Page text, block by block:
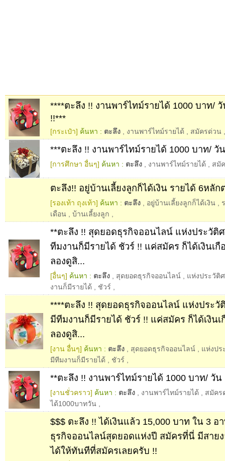
****ตะลึง !! งานพาร์ไทม์รายได้ 1000 บาท/
!!***
[กระเป๋า] ค้นหา : ตะลึง งานพาร์ไทม์รายได้ สมัครด่วน
***ตะลึง !! งานพาร์ไทม์รายได้ 1000 บาท/
[การศึกษา อื่นๆ] ค้นหา : ตะลึง งานพาร์ไทม์รายได้ สมั
ตะลึง!! อยู่บ้านเลี้ยงลูกก็ได้เงิน รายได้ 6หลัก
[รองเท้า ถุงเท้า] ค้นหา : ตะลึง อยู่บ้านเลี้ยงลูกก็ได้เงิน
เดือน
บ้านเลี้ยงลูก
**ตะลึง !! สุดยอดธุรกิจออนไลน์ แห่งประวัติ
ทีมงานก็มีรายได้ ชัวร์ !! แค่สมัคร ก็ได้เงินเกื
ลองดูสิ...
[อื่นๆ] ค้นหา : ตะลึง สุดยอดธุรกิจออนไลน์
แห่งประวัติ
งานก็มีรายได้
ชัวร์
****ตะลึง !! สุดยอดธุรกิจออนไลน์ แห่งประวั
มีทีมงานก็มีรายได้ ชัวร์ !! แค่สมัคร ก็ได้เงิน
ลองดูสิ...
[งาน อื่นๆ] ค้นหา : ตะลึง สุดยอดธุรกิจออนไลน์
แห่งปร
มีทีมงานก็มีรายได้
ชัวร์
**ตะลึง !! งานพาร์ไทม์รายได้ 1000 บาท/ วั
[งานชั่วคราว] ค้นหา : ตะลึง งานพาร์ไทม์รายได้
สมัคร
ได้1000บาทวัน
$$$ ตะลึง !! ได้เงินแล้ว 15,000 บาท ใน 3 อ
ธุรกิจออนไลน์สุดยอดแห่งปี สมัครที่นี่ มีสาย
ได้ให้ทันทีที่สมัครเลยครับ !!